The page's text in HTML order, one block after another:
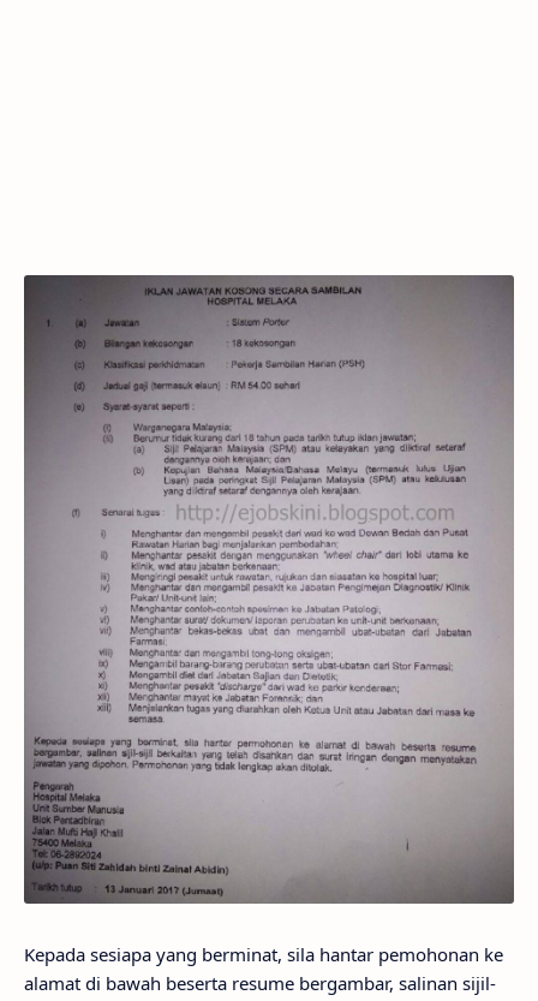
Kepada sesiapa yang berminat, sila hantar pemohonan ke
alamat di bawah beserta resume bergambar, salinan sijil-